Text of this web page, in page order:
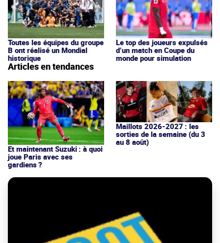
Toutes les équipes du groupe
B ont réalisé un Mondial
historique
Le top des joueurs expulsés
d’un match en Coupe du
monde pour simulation
Articles en tendances
Et maintenant Suzuki : à quoi
joue Paris avec ses
gardiens ?
Maillots 2026-2027 : les
sorties de la semaine (du 3
au 8 août)